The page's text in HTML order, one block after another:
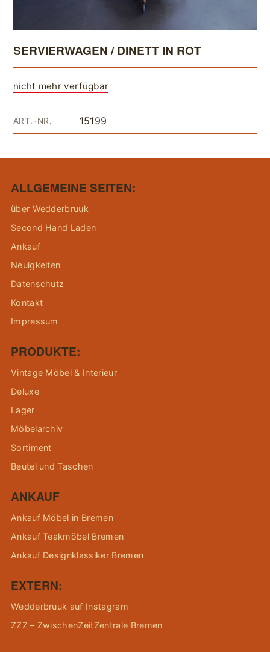
SERVIERWAGEN / DINETT IN ROT
nicht mehr verfügbar
ART.-NR. 15199
ALLGEMEINE SEITEN:
über Wedderbruuk
Second Hand Laden
Ankauf
Neuigkeiten
Datenschutz
Kontakt
Impressum
PRODUKTE:
Vintage Möbel & Interieur
Deluxe
Lager
Möbelarchiv
Sortiment
Beutel und Taschen
ANKAUF
Ankauf Möbel in Bremen
Ankauf Teakmöbel Bremen
Ankauf Designklassiker Bremen
EXTERN:
Wedderbruuk auf Instagram
ZZZ – ZwischenZeitZentrale Bremen